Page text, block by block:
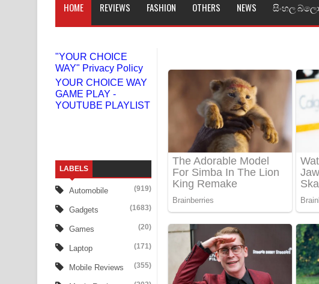
Doni Song Lyrics - දෝණි ගීතයේ පද පෙළ
Benthara Palame Song Lyrics - බෙන්තර පාලමේ ගීතයේ පද පෙළ
Sanda Babalena Song Lyrics - සඳ බැබලෙන ගීතයේ පද පෙළ
Adare Wadi Nisa Song Lyrics - ආදරේ වැඩි නිසා ගීතයේ පද පෙළ
UNUHUMA Song Lyrics - උණුහුම ගීතයේ පද පෙළ
Katakara Song Lyrics - කටකාර ගීතයේ පද පෙළ
Tharu Yaye Dilena Song Lyrics - තරු යායේ දිලෙනා ගීතයේ පද පෙළ
Ow Man Sosa Song Lyrics - ඔව් මං සෝසා ගීතයේ පද පෙළ
Heavy Weight Song Lyrics
HOME REVIEWS FASHION OTHERS NEWS සිංහල
"YOUR CHOICE
WAY" Privacy Policy
YOUR CHOICE WAY
GAME PLAY -
YOUTUBE PLAYLIST
LABELS
Automobile (919)
Gadgets (1683)
Games (20)
Laptop (171)
Mobile Reviews (355)